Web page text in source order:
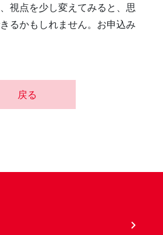
視点を少し変えてみると、思
るかもしれません。お申込み
戻る